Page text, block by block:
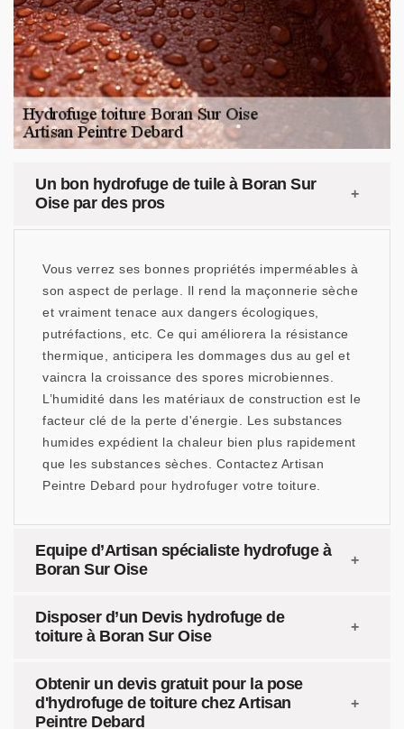
Un bon hydrofuge de tuile à Boran Sur
Oise par des pros
Vous verrez ses bonnes propriétés imperméables à
son aspect de perlage. Il rend la maçonnerie sèche
et vraiment tenace aux dangers écologiques,
putréfactions, etc. Ce qui améliorera la résistance
thermique, anticipera les dommages dus au gel et
vaincra la croissance des spores microbiennes.
L’humidité dans les matériaux de construction est le
facteur clé de la perte d'énergie. Les substances
humides expédient la chaleur bien plus rapidement
que les substances sèches. Contactez Artisan
Peintre Debard pour hydrofuger votre toiture.
Equipe d’Artisan spécialiste hydrofuge à
Boran Sur Oise
Disposer d’un Devis hydrofuge de
toiture à Boran Sur Oise
Obtenir un devis gratuit pour la pose
d'hydrofuge de toiture chez Artisan
Peintre Debard